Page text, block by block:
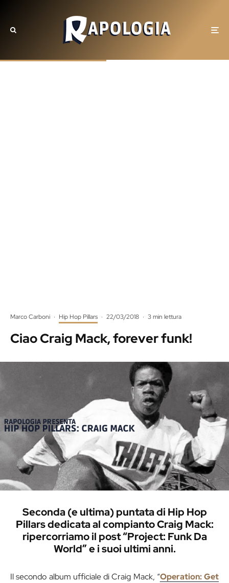
Marco Carboni · Hip Hop Pillars · 22/03/2018 · 3 min lettura
Ciao Craig Mack, forever funk!
Seconda (e ultima) puntata di Hip Hop
Pillars dedicata al compianto Craig Mack:
ripercorriamo il post “Project: Funk Da
World” e i suoi ultimi anni.
Il secondo album ufficiale di Craig Mack, “Operation: Get